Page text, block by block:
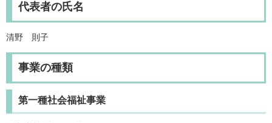
代表者の氏名
清野 則子
事業の種類
第一種社会福祉事業